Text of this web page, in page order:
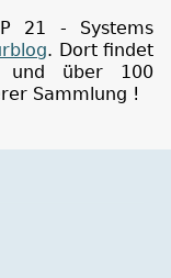
21 - Systems
. Dort findet
und über 100
Sammlung !